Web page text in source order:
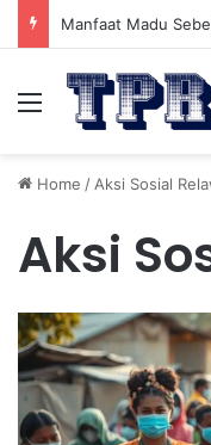
Manfaat Madu
Menu
Home / Aksi Sosial
Aksi